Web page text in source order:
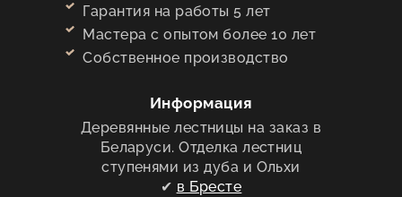
Гарантия на работы 5 лет
Мастера с опытом более 10 лет
Собственное производство
Информация
Деревянные лестницы на заказ в
Беларуси. Отделка лестниц
ступенями из дуба и Ольхи
✔ в Бресте